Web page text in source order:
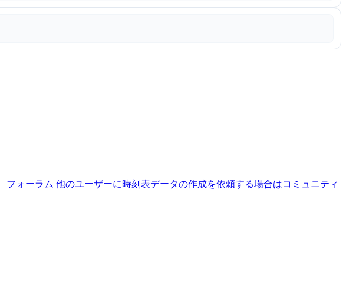
フォーラム 他のユーザーに時刻表データの作成を依頼する場合はコミュニティ